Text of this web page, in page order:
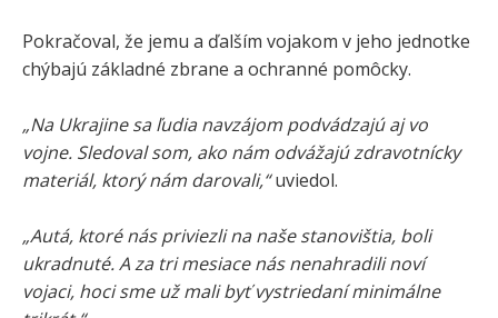
Pokračoval, že jemu a ďalším vojakom v jeho jednotke
chýbajú základné zbrane a ochranné pomôcky.
„Na Ukrajine sa ľudia navzájom podvádzajú aj vo
vojne. Sledoval som, ako nám odvážajú zdravotnícky
materiál, ktorý nám darovali,“uviedol.
„Autá, ktoré nás priviezli na naše stanovištia, boli
ukradnuté. A za tri mesiace nás nenahradili noví
vojaci, hoci sme už mali byť vystriedaní minimálne